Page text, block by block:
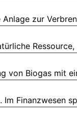
zur
von Biogas mit
Finanzwesen